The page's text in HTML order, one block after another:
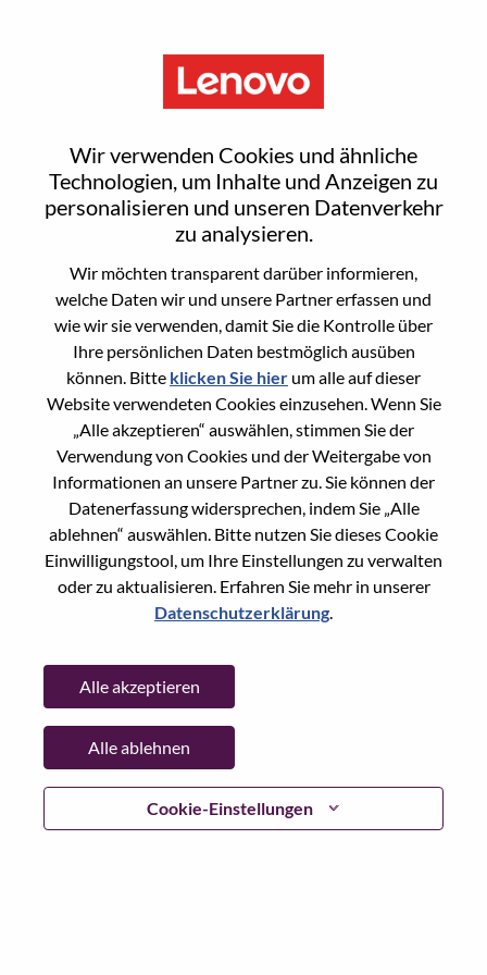
Wir verwenden Cookies und ähnliche
Technologien, um Inhalte und Anzeigen zu
personalisieren und unseren Datenverkehr
zu analysieren.
Wir möchten transparent darüber informieren,
welche Daten wir und unsere Partner erfassen und
wie wir sie verwenden, damit Sie die Kontrolle über
Ihre persönlichen Daten bestmöglich ausüben
können. Bitte klicken Sie hier um alle auf dieser
Website verwendeten Cookies einzusehen. Wenn Sie
„Alle akzeptieren“ auswählen, stimmen Sie der
Verwendung von Cookies und der Weitergabe von
Informationen an unsere Partner zu. Sie können der
Datenerfassung widersprechen, indem Sie „Alle
ablehnen“ auswählen. Bitte nutzen Sie dieses Cookie
Einwilligungstool, um Ihre Einstellungen zu verwalten
oder zu aktualisieren. Erfahren Sie mehr in unserer
Datenschutzerklärung.
Cookie-Einstellungen
Alle akzeptieren
Alle ablehnen
Reset password
Are you sure you want to reset your
Enter the email address associated with your
account, then click "Continue".
We will email you a link to reset your
password.
E-mail*
Continue
Go Back